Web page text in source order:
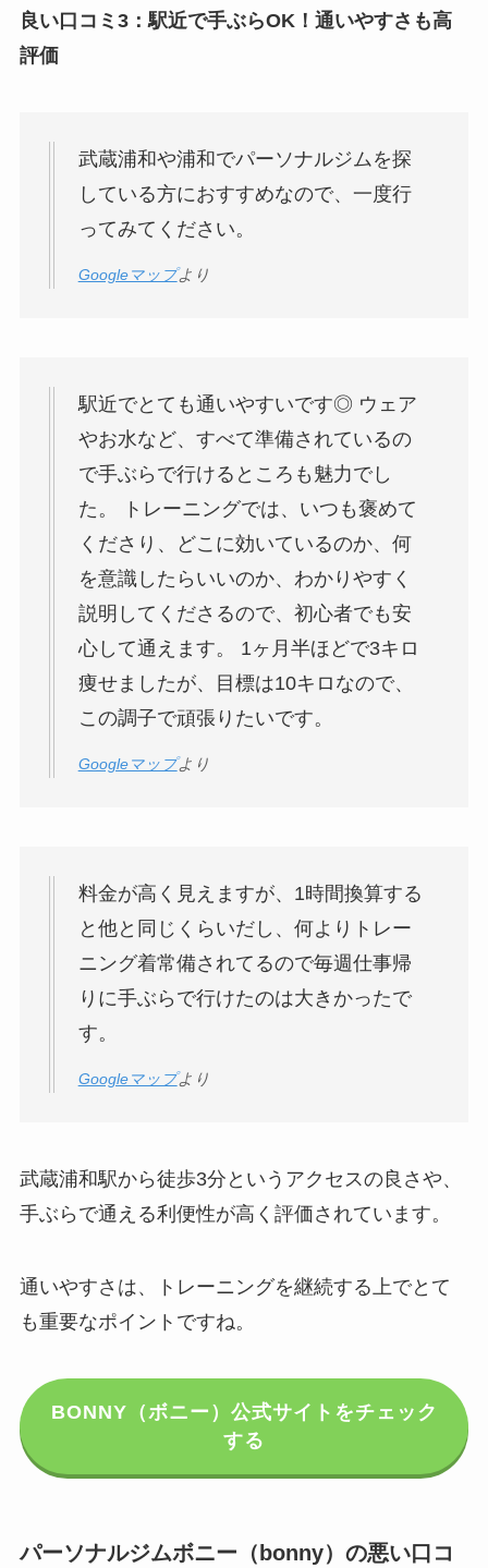
良い口コミ3：駅近で手ぶらOK！通いやすさも高
評価
武蔵浦和や浦和でパーソナルジムを探
している方におすすめなので、一度行
ってみてください。
Googleマップより
駅近でとても通いやすいです◎ ウェア
やお水など、すべて準備されているの
で手ぶらで行けるところも魅力でし
た。 トレーニングでは、いつも褒めて
くださり、どこに効いているのか、何
を意識したらいいのか、わかりやすく
説明してくださるので、初心者でも安
心して通えます。 1ヶ月半ほどで3キロ
痩せましたが、目標は10キロなので、
この調子で頑張りたいです。
Googleマップより
料金が高く見えますが、1時間換算する
と他と同じくらいだし、何よりトレー
ニング着常備されてるので毎週仕事帰
りに手ぶらで行けたのは大きかったで
す。
Googleマップより
武蔵浦和駅から徒歩3分というアクセスの良さや、
手ぶらで通える利便性が高く評価されています。
通いやすさは、トレーニングを継続する上でとて
も重要なポイントですね。
BONNY（ボニー）公式サイトをチェック
する
パーソナルジムボニー（bonny）の悪い口コ